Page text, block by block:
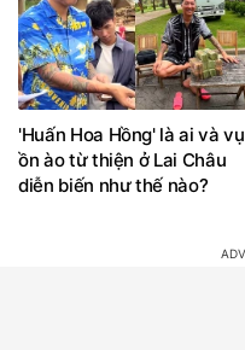
'Huấn Hoa Hồng' là ai và vụ
ồn ào từ thiện ở Lai Châu
diễn biến như thế nào?